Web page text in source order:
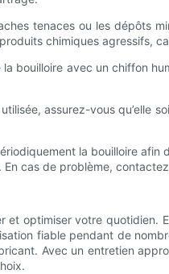
tenaces ou les dépôts
chimiques agressifs,
bouilloire avec un chiffon
assurez-vous
la bouilloire
cas de problème,
et optimiser votre
fiable pendant de
Avec un entretien